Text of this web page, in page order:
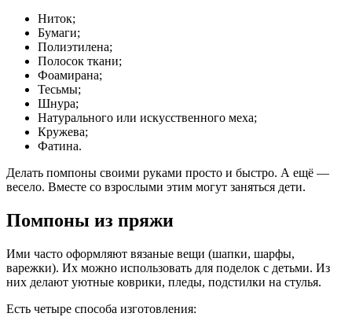
Ниток;
Бумаги;
Полиэтилена;
Полосок ткани;
Фоамирана;
Тесьмы;
Шнура;
Натурального или искусственного меха;
Кружева;
Фатина.
Делать помпоны своими руками просто и быстро. А ещё —
весело. Вместе со взрослыми этим могут заняться дети.
Помпоны из пряжи
Ими часто оформляют вязаные вещи (шапки, шарфы,
варежки). Их можно использовать для поделок с детьми. Из
них делают уютные коврики, пледы, подстилки на стулья.
Есть четыре способа изготовления: